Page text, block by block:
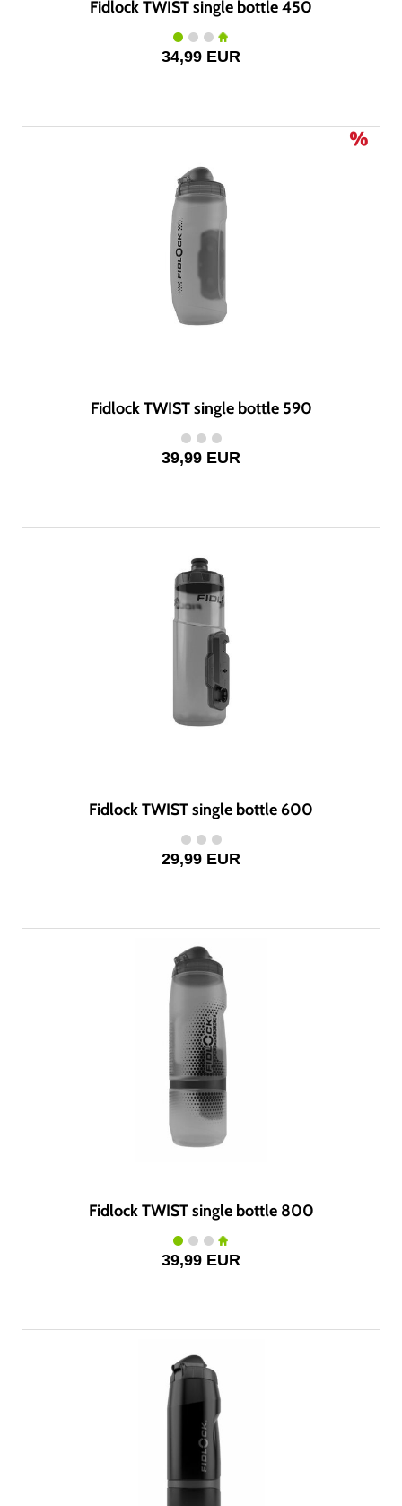
Fidlock TWIST single bottle 450
34,99 EUR
Fidlock TWIST single bottle 590
39,99 EUR
Fidlock TWIST single bottle 600
29,99 EUR
Fidlock TWIST single bottle 800
39,99 EUR